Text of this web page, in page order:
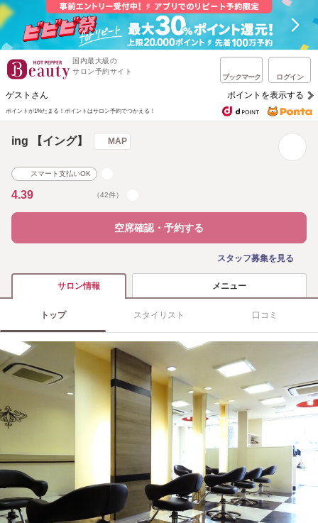
国内最大級の
サロン予約サイト
ブックマーク ログイン
ゲストさん ポイントを表示する
ポイントが1%たまる！ ポイントはサロン予約でつかえる！
ing 【イング】 MAP
スマート支払いOK
4.39 （42件）
空席確認・予約する
スタッフ募集を見る
サロン情報 メニュー
トップ スタイリスト 口コミ